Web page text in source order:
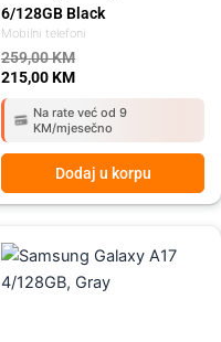
Mobilni telefoni
6/128GB Black
259,00KM
215,00KM
Na rate već od 9
KM/mjesečno
Dodaj u korpu
price
was:
359,00 KM.
price
is:
285,00 KM.